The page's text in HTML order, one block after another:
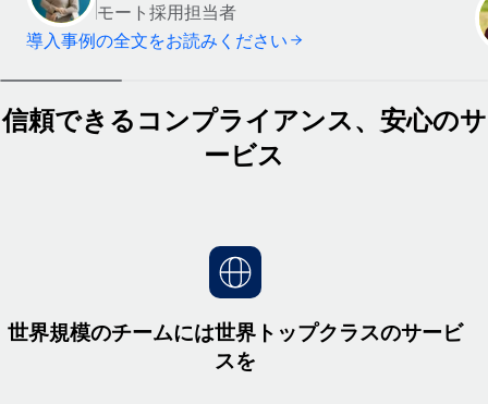
モート採用担当者
導入事例の全文をお読みください
信頼できるコンプライアンス、安心のサ
ービス
世界規模のチームには世界トップクラスのサービ
スを